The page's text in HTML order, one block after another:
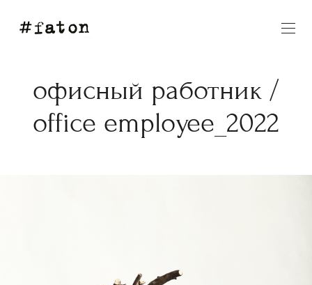
офисный работник /
office employee_2022